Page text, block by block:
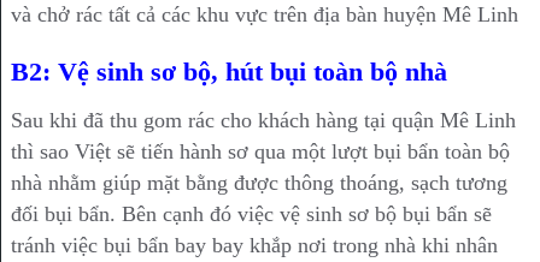
và chở rác tất cả các khu vực trên địa bàn huyện Mê Linh
B2: Vệ sinh sơ bộ, hút bụi toàn bộ nhà
Sau khi đã thu gom rác cho khách hàng tại quận Mê Linh
thì sao Việt sẽ tiến hành sơ qua một lượt bụi bẩn toàn bộ
nhà nhằm giúp mặt bằng được thông thoáng, sạch tương
đối bụi bẩn. Bên cạnh đó việc vệ sinh sơ bộ bụi bẩn sẽ
tránh việc bụi bẩn bay bay khắp nơi trong nhà khi nhân